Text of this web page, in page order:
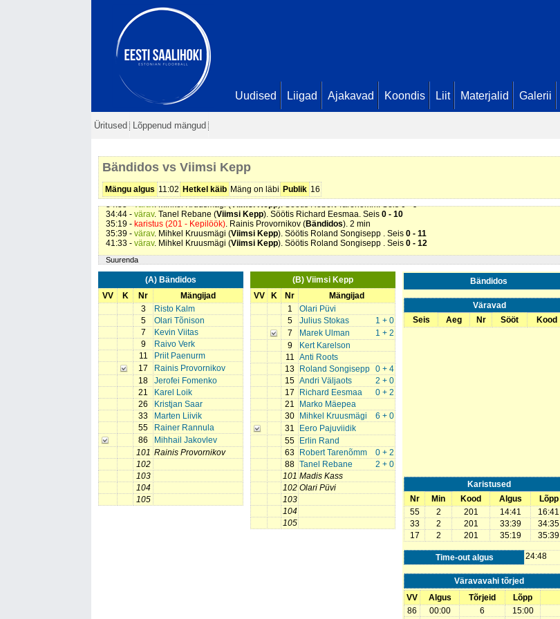
Uudised Liigad Ajakavad Koondis Liit Materjalid Galerii
Üritused Lõppenud mängud
Bändidos vs Viimsi Kepp
Mängu algus 11:02 Hetkel käib Mäng on läbi Publik 16
. Mihkel Kruusmägi ( ). Söötis Marek Ulman. Seis
11:04 - värav. Mihkel Kruusmägi (
20:59 -värav. Andri Väljaots (Viimsi Kepp). Seis0 - 5
24:07 - värav. Tanel Rebane ( Viimsi Kepp
Viimsi Kepp
26:05 -värav. Andri Väljaots (Viimsi Kepp). Söötis Roland Songisepp . Seis
33:39 -karistus (201 - Kepilöök). Marten Liivik (Bändidos). 2 min
34:35 -värav. Mihkel Kruusmägi (Viimsi Kepp). Söötis Robert Tarenõmm. Seis0 - 9
34:44 - värav. Tanel Rebane (Viimsi Kepp). Söötis Richard Eesmaa. Seis 0 - 10
35:19 - karistus (201 - Kepilöök). Rainis Provornikov (Bändidos). 2 min
35:39 - värav. Mihkel Kruusmägi (Viimsi Kepp). Söötis Roland Songisepp . Seis 0 - 11
41:33 - värav. Mihkel Kruusmägi (Viimsi Kepp). Söötis Roland Songisepp . Seis 0 - 12
Suurenda
(A) Bändidos
VV
K Nr
Mängijad
3
Risto Kalm
5
Olari Tõnison
7
Kevin Viitas
9
Raivo Verk
11
Priit Paenurm
17
Rainis Provornikov
18
Jerofei Fomenko
21
Karel Loik
26
Kristjan Saar
33
Marten Liivik
55
Rainer Rannula
86
Mihhail Jakovlev
101 Rainis Provornikov
102
103
104
105
(B) Viimsi Kepp
VV
K Nr
Mängijad
1
Olari Püvi
5
1 + 0
Julius Stokas
7
1 + 2
Marek Ulman
9
Kert Karelson
11 Anti Roots
13
0 + 4
Roland Songisepp
15
2 + 0
Andri Väljaots
17
0 + 2
Richard Eesmaa
21
Marko Mäepea
30
6 + 0
Mihkel Kruusmägi
31
Eero Pajuviidik
55
Erlin Rand
63
0 + 2
Robert Tarenõmm
88
2 + 0
Tanel Rebane
101 Madis Kass
102 Olari Püvi
103
104
105
Bändidos
Väravad
Seis
Aeg Nr Sööt Kood
Karistused
Nr
Min Kood Algus
Lõpp
55
2 201 14:41
16:41
33
2 201 33:39
34:35
17
2 201 35:19 35:39
Time-out algus 24:48
Väravavahi tõrjed
VV
Algus Tõrjeid
Lõpp
86
00:00 6
15:00